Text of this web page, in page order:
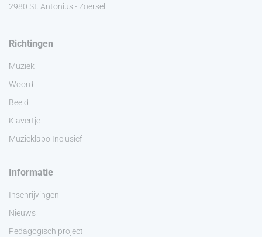
2980 St. Antonius - Zoersel
Richtingen
Muziek
Woord
Beeld
Klavertje
Muzieklabo Inclusief
Informatie
Inschrijvingen
Nieuws
Pedagogisch project